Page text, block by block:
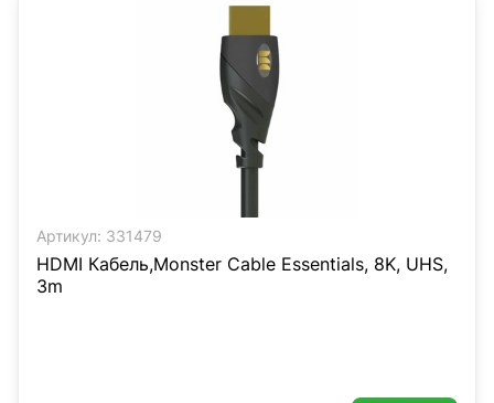
Артикул: 331479
HDMI Кабель,Monster Cable Essentials, 8K, UHS,
3m